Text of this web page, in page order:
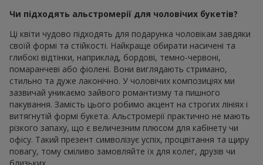
Чи підходять альстромерії для чоловічих букетів?
Ці квіти чудово підходять для подарунка чоловікам завдяки
своїй формі та стійкості. Найкраще обирати насичені та
глибокі відтінки, наприклад, бордові, темно-червоні,
помаранчеві або фіолені. Вони виглядають стримано,
стильно та дуже лаконічно. У чоловічих композиціях ми
зазвичай уникаємо зайвого романтизму та пишного
пакування. Замість цього робимо акцент на строгих лініях і
витягнутій формі букета. Альстромерії практично не мають
різкого запаху, що є величезним плюсом для кабінету чи
офісу. Такий презент символізує успіх, процвітання та щиру
повагу, тому сміливо замовляйте їх для колег, друзів чи